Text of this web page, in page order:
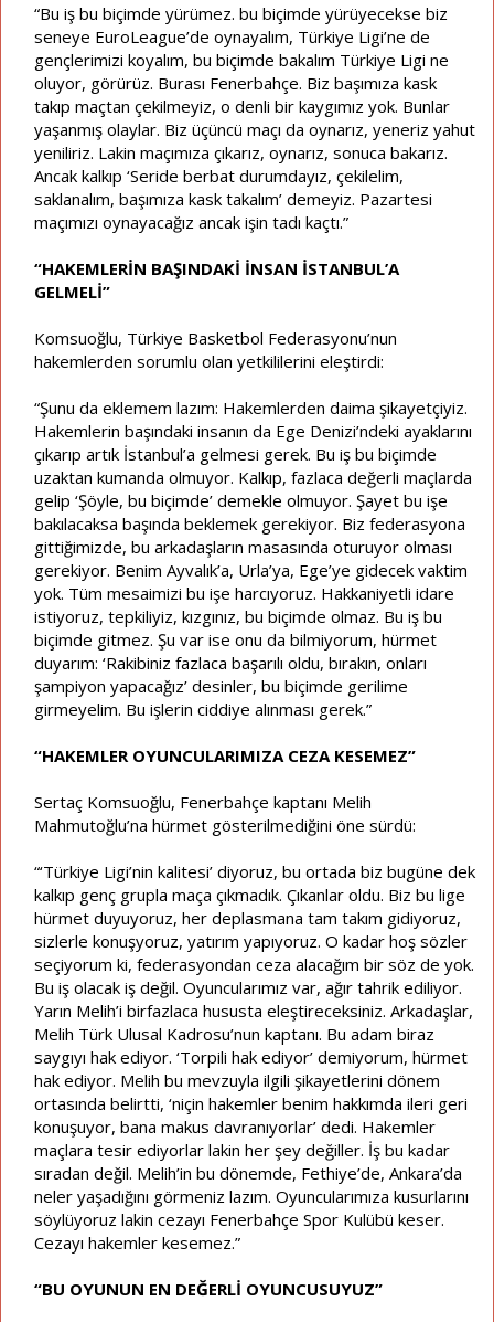
“Bu iş bu biçimde yürümez. bu biçimde yürüyecekse biz
seneye EuroLeague’de oynayalım, Türkiye Ligi’ne de
gençlerimizi koyalım, bu biçimde bakalım Türkiye Ligi ne
oluyor, görürüz. Burası Fenerbahçe. Biz başımıza kask
takıp maçtan çekilmeyiz, o denli bir kaygımız yok. Bunlar
yaşanmış olaylar. Biz üçüncü maçı da oynarız, yeneriz yahut
yeniliriz. Lakin maçımıza çıkarız, oynarız, sonuca bakarız.
Ancak kalkıp ‘Seride berbat durumdayız, çekilelim,
saklanalım, başımıza kask takalım’ demeyiz. Pazartesi
maçımızı oynayacağız ancak işin tadı kaçtı.”
“HAKEMLERİN BAŞINDAKİ İNSAN İSTANBUL’A
GELMELİ”
Komsuoğlu, Türkiye Basketbol Federasyonu’nun
hakemlerden sorumlu olan yetkililerini eleştirdi:
“Şunu da eklemem lazım: Hakemlerden daima şikayetçiyiz.
Hakemlerin başındaki insanın da Ege Denizi’ndeki ayaklarını
çıkarıp artık İstanbul’a gelmesi gerek. Bu iş bu biçimde
uzaktan kumanda olmuyor. Kalkıp, fazlaca değerli maçlarda
gelip ‘Şöyle, bu biçimde’ demekle olmuyor. Şayet bu işe
bakılacaksa başında beklemek gerekiyor. Biz federasyona
gittiğimizde, bu arkadaşların masasında oturuyor olması
gerekiyor. Benim Ayvalık’a, Urla’ya, Ege’ye gidecek vaktim
yok. Tüm mesaimizi bu işe harcıyoruz. Hakkaniyetli idare
istiyoruz, tepkiliyiz, kızgınız, bu biçimde olmaz. Bu iş bu
biçimde gitmez. Şu var ise onu da bilmiyorum, hürmet
duyarım: ‘Rakibiniz fazlaca başarılı oldu, bırakın, onları
şampiyon yapacağız’ desinler, bu biçimde gerilime
girmeyelim. Bu işlerin ciddiye alınması gerek.”
“HAKEMLER OYUNCULARIMIZA CEZA KESEMEZ”
Sertaç Komsuoğlu, Fenerbahçe kaptanı Melih
Mahmutoğlu’na hürmet gösterilmediğini öne sürdü:
“‘Türkiye Ligi’nin kalitesi’ diyoruz, bu ortada biz bugüne dek
kalkıp genç grupla maça çıkmadık. Çıkanlar oldu. Biz bu lige
hürmet duyuyoruz, her deplasmana tam takım gidiyoruz,
sizlerle konuşyoruz, yatırım yapıyoruz. O kadar hoş sözler
seçiyorum ki, federasyondan ceza alacağım bir söz de yok.
Bu iş olacak iş değil. Oyuncularımız var, ağır tahrik ediliyor.
Yarın Melih’i birfazlaca hususta eleştireceksiniz. Arkadaşlar,
Melih Türk Ulusal Kadrosu’nun kaptanı. Bu adam biraz
saygıyı hak ediyor. ‘Torpili hak ediyor’ demiyorum, hürmet
hak ediyor. Melih bu mevzuyla ilgili şikayetlerini dönem
ortasında belirtti, ‘niçin hakemler benim hakkımda ileri geri
konuşuyor, bana makus davranıyorlar’ dedi. Hakemler
maçlara tesir ediyorlar lakin her şey değiller. İş bu kadar
sıradan değil. Melih’in bu dönemde, Fethiye’de, Ankara’da
neler yaşadığını görmeniz lazım. Oyuncularımıza kusurlarını
söylüyoruz lakin cezayı Fenerbahçe Spor Kulübü keser.
Cezayı hakemler kesemez.”
“BU OYUNUN EN DEĞERLİ OYUNCUSUYUZ”